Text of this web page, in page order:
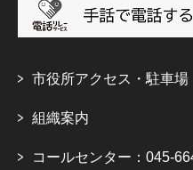
市役所アクセス・駐車場
組織案内
コールセンター：045-